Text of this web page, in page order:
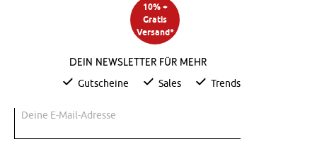
10% +
Gratis
Versand*
Dein Newsletter für mehr
Gutscheine Sales Trends
Deine E-Mail-Adresse